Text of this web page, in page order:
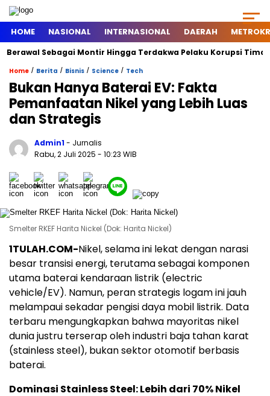
HOME NASIONAL INTERNASIONAL DAERAH
Sebagai Montir Hingga Terdakwa Pelaku Korupsi Timah,
Home / Berita / Bisnis / Science / Tech
Bukan Hanya Baterai EV: Fakta
Pemanfaatan Nikel yang Lebih Luas
dan Strategis
Admin1- Jurnalis
Rabu, 2 Juli 2025 - 10:23 WIB
Smelter RKEF Harita Nickel (Dok: Harita Nickel)
1TULAH.COM-Nikel, selama ini lekat dengan narasi
besar transisi energi, terutama sebagai komponen
utama baterai kendaraan listrik (electric
vehicle/EV). Namun, peran strategis logam ini jauh
melampaui sekadar pengisi daya mobil listrik. Data
terbaru mengungkapkan bahwa mayoritas nikel
dunia justru terserap oleh industri baja tahan karat
(stainless steel), bukan sektor otomotif berbasis
baterai.
Dominasi Stainless Steel: Lebih dari 70% Nikel